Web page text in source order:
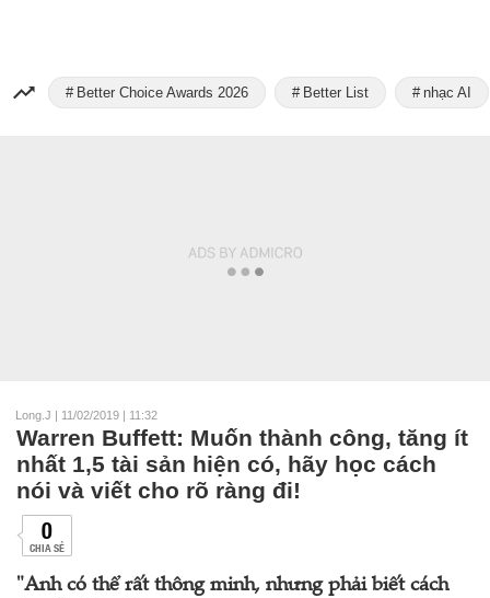
Better Choice Awards 2026 Better List nhạc AI
Long.J | 11/02/2019 | 11:32
Warren Buffett: Muốn thành công, tăng ít
nhất 1,5 tài sản hiện có, hãy học cách
nói và viết cho rõ ràng đi!
0
CHIA SẺ
"Anh có thể rất thông minh, nhưng phải biết cách